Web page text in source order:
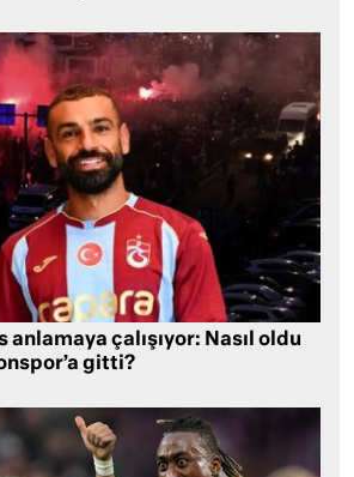
anlamaya çalışıyor: Nasıl oldu
gitti?